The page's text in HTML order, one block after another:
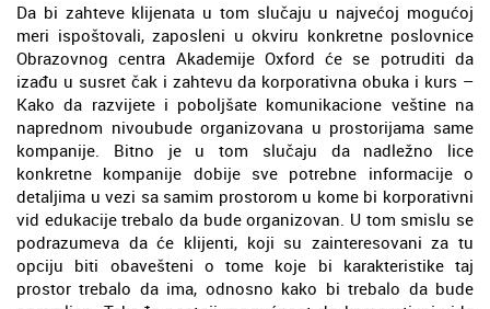
Da bi zahteve klijenata u tom slučaju u najvećoj mogućoj
meri ispoštovali, zaposleni u okviru konkretne poslovnice
Obrazovnog centra Akademije Oxford će se potruditi da
izađu u susret čak i zahtevu da korporativna obuka i kurs –
Kako da razvijete i poboljšate komunikacione veštine na
naprednom nivoubude organizovana u prostorijama same
kompanije. Bitno je u tom slučaju da nadležno lice
konkretne kompanije dobije sve potrebne informacije o
detaljima u vezi sa samim prostorom u kome bi korporativni
vid edukacije trebalo da bude organizovan. U tom smislu se
podrazumeva da će klijenti, koji su zainteresovani za tu
opciju biti obavešteni o tome koje bi karakteristike taj
prostor trebalo da ima, odnosno kako bi trebalo da bude